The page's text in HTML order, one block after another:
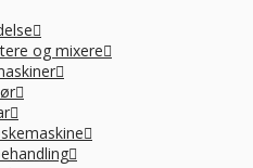
og mixere